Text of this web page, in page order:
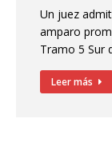
Un juez
amparo
Tramo 5 Sur
Leer más